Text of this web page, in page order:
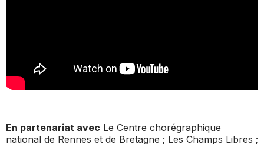
En partenariat avec Le Centre chorégraphique
national de Rennes et de Bretagne ; Les Champs Libres ;